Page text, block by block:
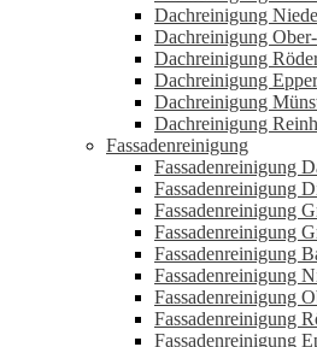
Dachreinigung
Dachreinigung
Dachreinigung
Dachreinigung
Dachreinigung
Dachreinigung
Fassadenreinigung
Fassadenreinigung
Fassadenreinigung
Fassadenreinigung
Fassadenreinigung
Fassadenreinigung
Fassadenreinigung
Fassadenreinigung
Fassadenreinigung
Fassadenreinigung